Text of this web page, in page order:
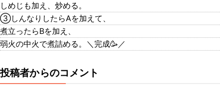
しめじも加え、炒める。
③しんなりしたらAを加えて、
煮立ったらBを加え、
弱火の中火で煮詰める。＼完成🥳／
投稿者からのコメント